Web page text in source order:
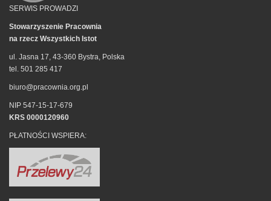
SERWIS PROWADZI
Stowarzyszenie Pracownia
na rzecz Wszystkich Istot
ul. Jasna 17, 43-360 Bystra, Polska
tel. 501 285 417
biuro@pracownia.org.pl
NIP 547-15-17-679
KRS 0000120960
PŁATNOŚCI WSPIERA: